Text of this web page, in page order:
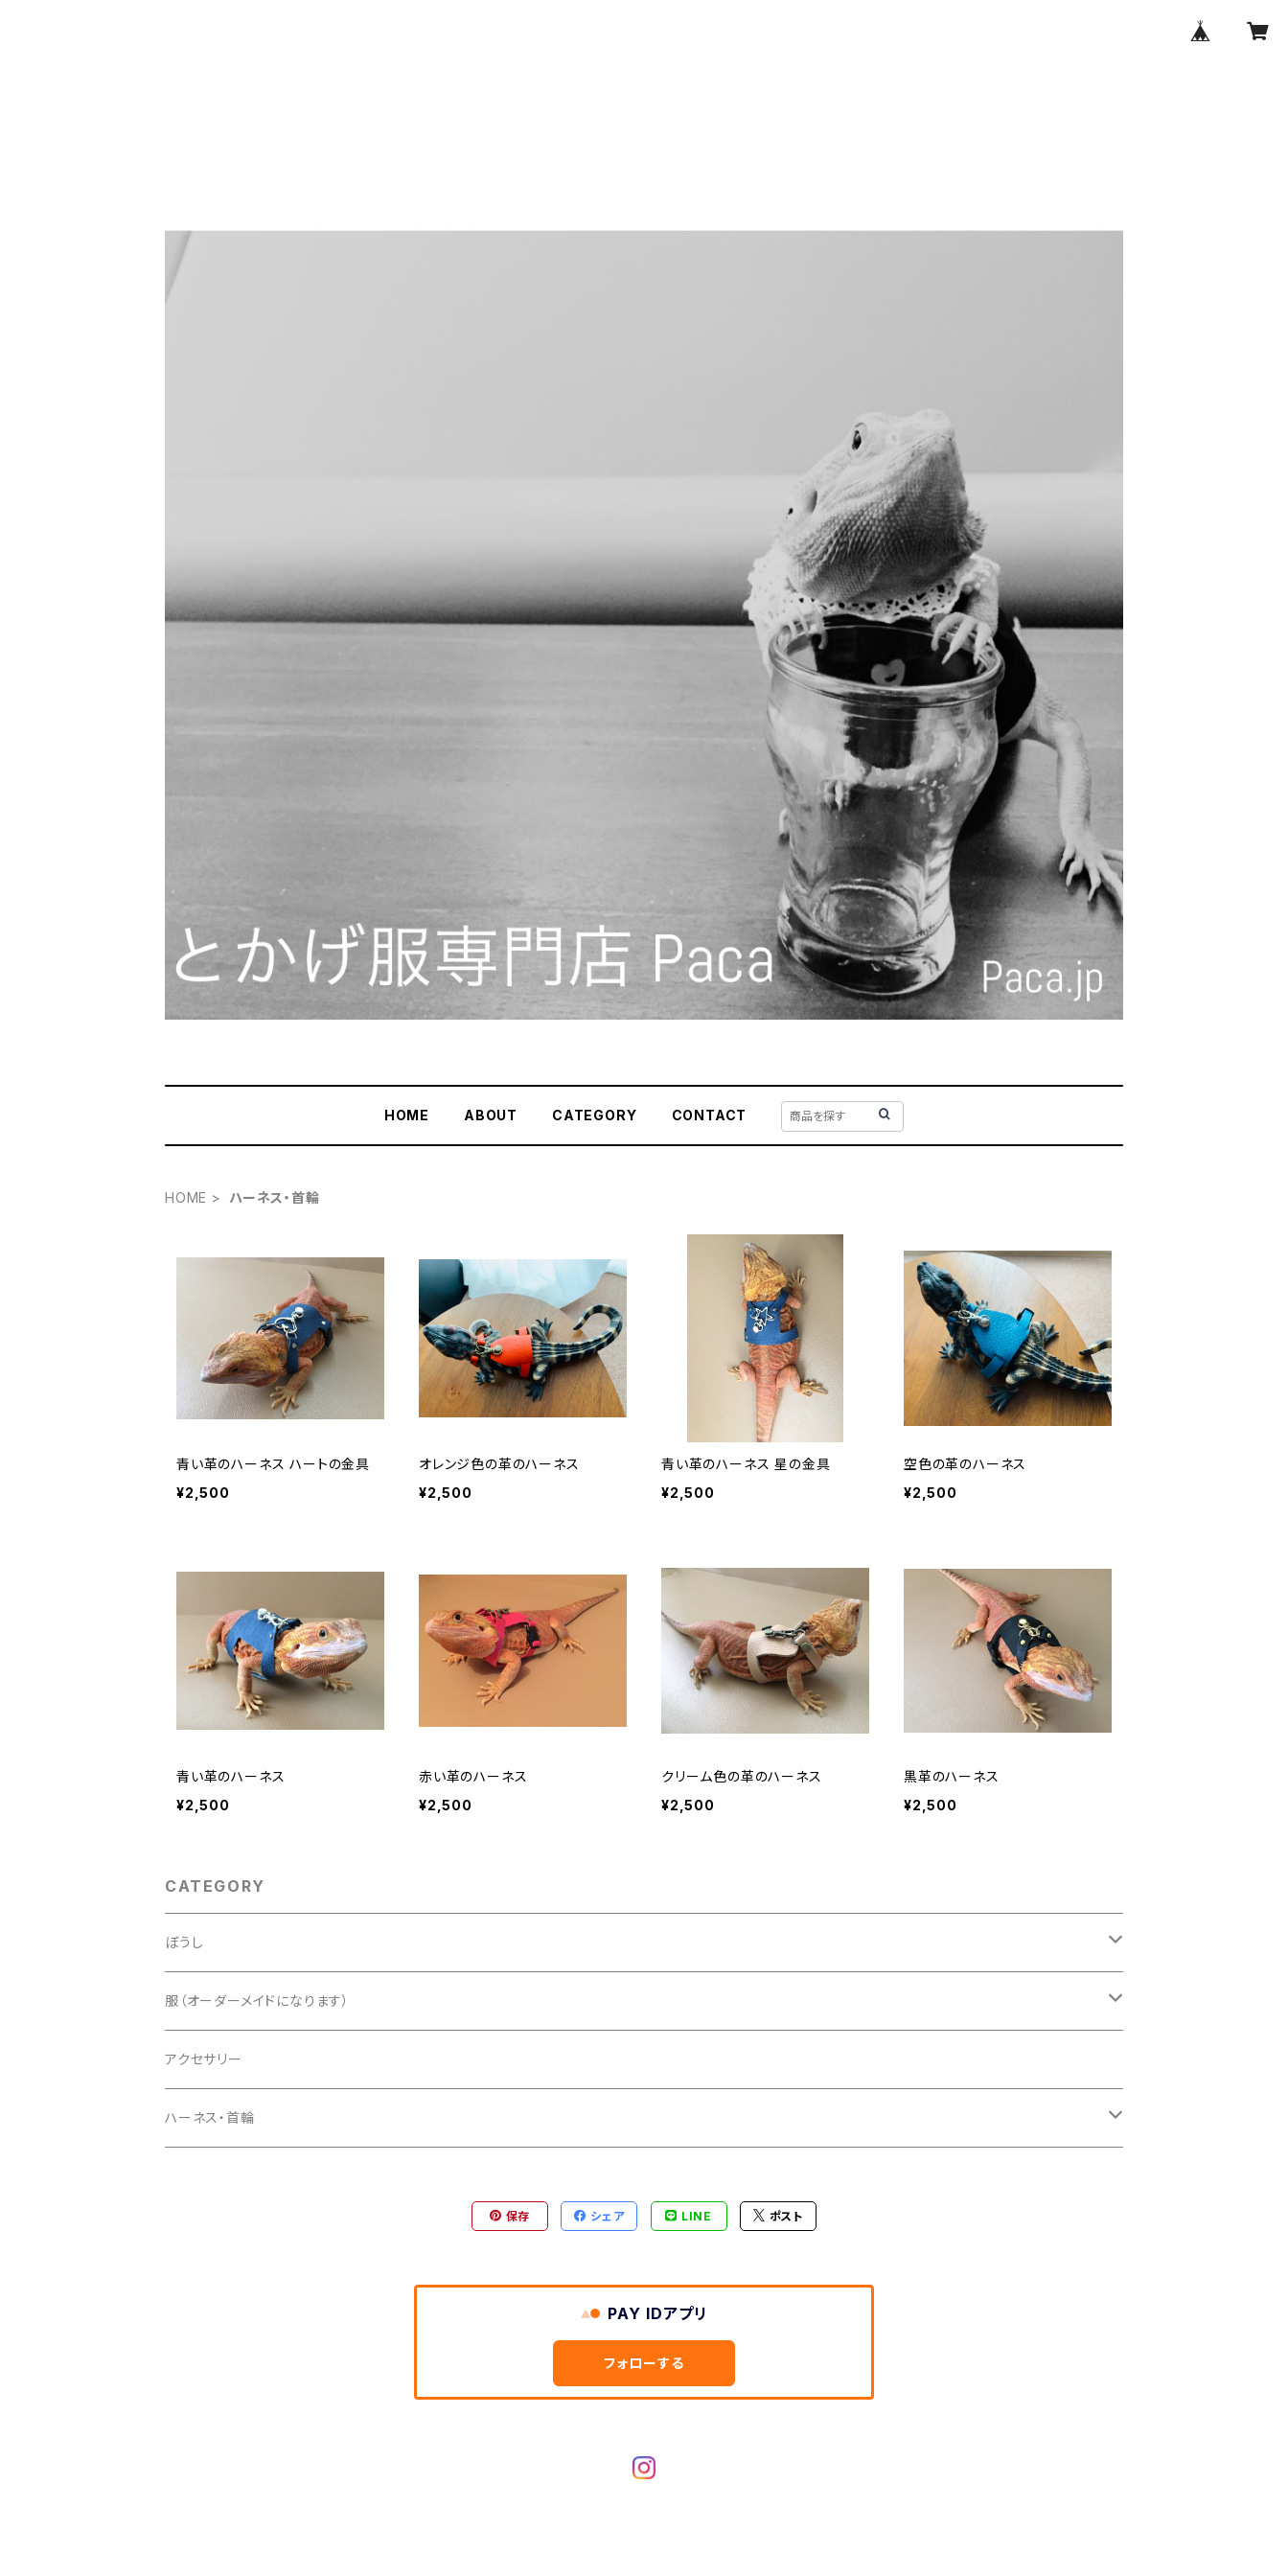
HOME ABOUT CATEGORY CONTACT
HOME ハーネス・首輪
青い革のハーネス ハートの金具
¥2,500
オレンジ色の革のハーネス
¥2,500
青い革のハーネス 星の金具
¥2,500
空色の革のハーネス
¥2,500
青い革のハーネス
¥2,500
赤い革のハーネス
¥2,500
クリーム色の革のハーネス
¥2,500
黒革のハーネス
¥2,500
CATEGORY
ぼうし
ぼうし S 直径2㎝ レオパ、ニシアフリカトカゲモドキ等
ぼうし M 直径4㎝ フトアゴヒゲトカゲ、中型のとかげ等
ぼうし L 直径6㎝ 大型のとかげ、小型哺乳類等
服（オーダーメイドになります）
服 M 縦10㎝、横10㎝以内 中型のフトアゴヒゲトカゲ等
服 L 縦10㎝、横10㎝以上 大型のとかげ、小型の哺乳類等
アクセサリー
ハーネス・首輪
保存 シェア LINE ポスト
PAY IDアプリ
フォローする